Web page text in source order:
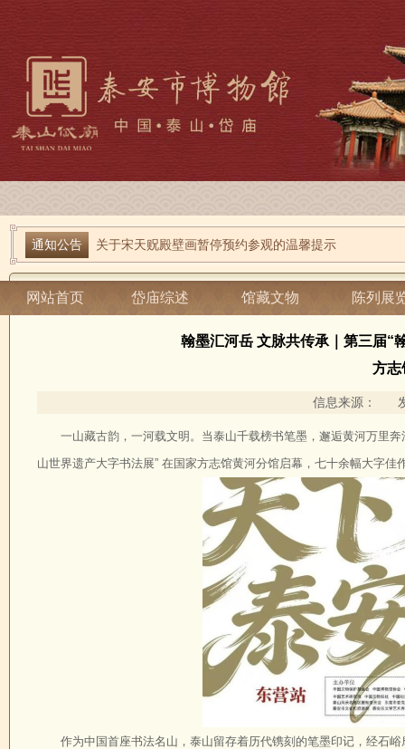
网站首页 岱庙综述 馆藏文物 陈列展
通知公告
端午寻古趣 雅俗话安康| 岱庙2026端午节系列活动
关于宋天贶殿壁画暂停预约参观的温馨提示
当前位置：
泰安市博物馆-岱庙综述 岱庙资讯-岱庙动态
翰墨汇河岳 文脉共传承｜第三届“
方志
信息来源：
一山藏古韵，一河载文明。当泰山千载榜书笔墨，邂逅黄河万里
山世界遗产大字书法展” 在国家方志馆黄河分馆启幕，七十余幅大字
作为中国首座书法名山，泰山留存着历代镌刻的笔墨印记，经石